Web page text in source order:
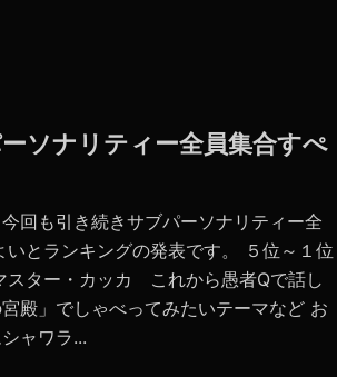
ソナリティー全員集合すぺ
回も引き続きサブパーソナリティー全
とランキングの発表です。 ５位～１位
スター・カッカ これから愚者Qで話し
殿」でしゃべってみたいテーマなど お
ャワラ...